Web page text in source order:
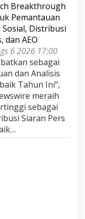
Breakthrough
Pemantauan
Distribusi
dan AEO
6 2026 17:00
sebagai
dan Analisis
Tahun Ini",
meraih
sebagai
Siaran Pers